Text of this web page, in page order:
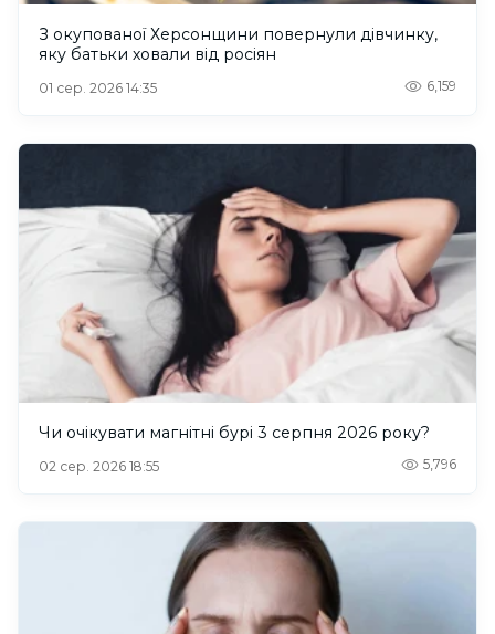
З окупованої Херсонщини повернули дівчинку,
яку батьки ховали від росіян
01 сер. 2026 14:35 6,159
Чи очікувати магнітні бурі 3 серпня 2026 року?
02 сер. 2026 18:55 5,796